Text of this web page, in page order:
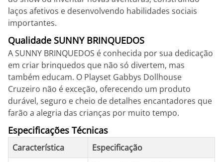
laços afetivos e desenvolvendo habilidades sociais
importantes.
Qualidade SUNNY BRINQUEDOS
A SUNNY BRINQUEDOS é conhecida por sua dedicação
em criar brinquedos que não só divertem, mas
também educam. O Playset Gabbys Dollhouse
Cruzeiro não é exceção, oferecendo um produto
durável, seguro e cheio de detalhes encantadores que
farão a alegria das crianças por muito tempo.
Especificações Técnicas
Característica Especificação